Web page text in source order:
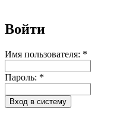
Войти
Имя пользователя: *
Пароль: *